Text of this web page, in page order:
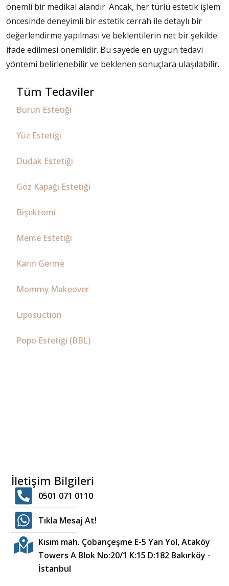
Tüm Tedaviler
Burun Estetiği
Yüz Estetiği
Dudak Estetiği
Göz Kapağı Estetiği
Bişektomi
Meme Estetiği
Karın Germe
Mommy Makeover
Liposuction
Popo Estetiği (BBL)
İletişim Bilgileri
0501 071 0110
Tıkla Mesaj At!
Kısım mah. Çobançeşme E-5 Yan Yol, Ataköy
Towers A Blok No:20/1 K:15 D:182 Bakırköy -
İstanbul
önemli bir medikal alandır. Ancak, her türlü estetik işlem
öncesinde deneyimli bir estetik cerrah ile detaylı bir
değerlendirme yapılması ve beklentilerin net bir şekilde
ifade edilmesi önemlidir. Bu sayede en uygun tedavi
yöntemi belirlenebilir ve beklenen sonuçlara ulaşılabilir.